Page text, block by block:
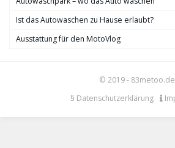
Ist das Autowaschen zu Hause erlaubt?
Ausstattung für den MotoVlog
© 2019 - 83metoo.de
§ Datenschutzerklärung